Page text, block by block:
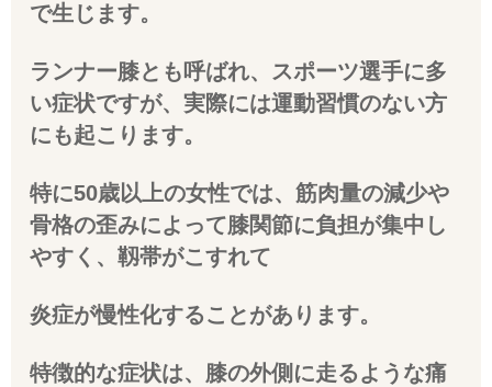
で生じます。
ランナー膝とも呼ばれ、スポーツ選手に多
い症状ですが、実際には運動習慣のない方
にも起こります。
特に50歳以上の女性では、筋肉量の減少や
骨格の歪みによって膝関節に負担が集中し
やすく、靱帯がこすれて
炎症が慢性化することがあります。
特徴的な症状は、膝の外側に走るような痛